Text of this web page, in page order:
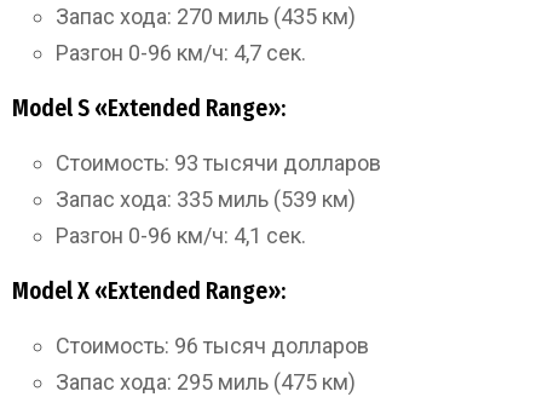
Запас хода: 270 миль (435 км)
Разгон 0-96 км/ч: 4,7 сек.
Model S «Extended Range»:
Стоимость: 93 тысячи долларов
Запас хода: 335 миль (539 км)
Разгон 0-96 км/ч: 4,1 сек.
Model X «Extended Range»:
Стоимость: 96 тысяч долларов
Запас хода: 295 миль (475 км)